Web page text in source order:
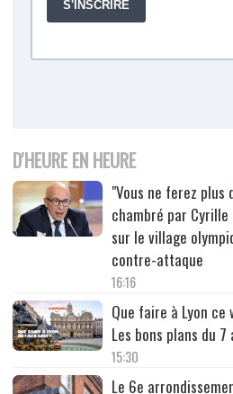
D'HEURE EN HEURE
"Vous ne ferez plus
chambré par
sur le village
contre-attaque
16:16
Que faire à Lyon ce
Les bons plans du
15:30
Le 6e